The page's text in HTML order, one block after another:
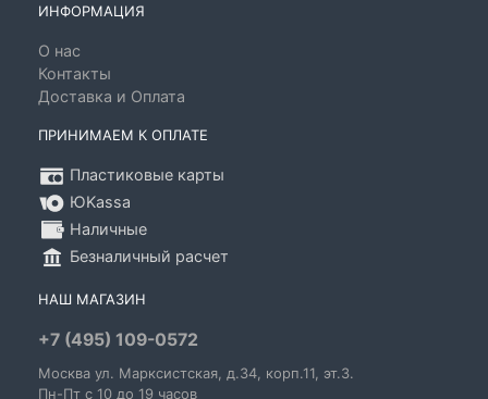
ИНФОРМАЦИЯ
О нас
Контакты
Доставка и Оплата
ПРИНИМАЕМ К ОПЛАТЕ
Пластиковые карты
ЮKassa
Наличные
Безналичный расчет
НАШ МАГАЗИН
+7 (495) 109-0572
Москва ул. Марксистская, д.34, корп.11, эт.3.
Пн-Пт c 10 до 19 часов